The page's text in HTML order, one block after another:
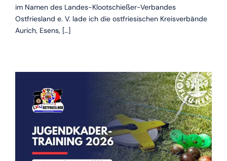
im Namen des Landes-Klootschießer-Verbandes
Ostfriesland e. V. lade ich die ostfriesischen Kreisverbände
Aurich, Esens, […]